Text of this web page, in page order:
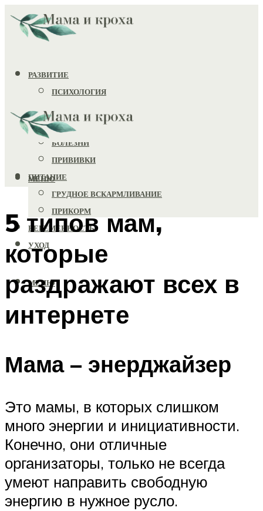
РАЗВИТИЕ
ПСИХОЛОГИЯ
ИГРУШКИ
ЗДОРОВЬЕ
БОЛЕЗНИ
ПРИВИВКИ
ПИТАНИЕ
ГРУДНОЕ ВСКАРМЛИВАНИЕ
ПРИКОРМ
БЕРЕМЕННОСТЬ
УХОД
МЕНЮ
МЕНЮ
5 типов мам,
которые
раздражают всех в
интернете
Мама – энерджайзер
Это мамы, в которых слишком
много энергии и инициативности.
Конечно, они отличные
организаторы, только не всегда
умеют направить свободную
энергию в нужное русло.